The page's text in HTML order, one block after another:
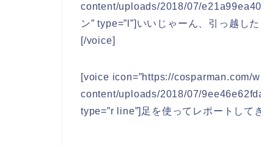
content/uploads/2018/07/
ン” type=”l”]いいじゃーん、引っ越し
[/voice]
[voice icon=”https://cosparman.com/
content/uploads/2018/07/
type=”r line”]足を使ってレポートして